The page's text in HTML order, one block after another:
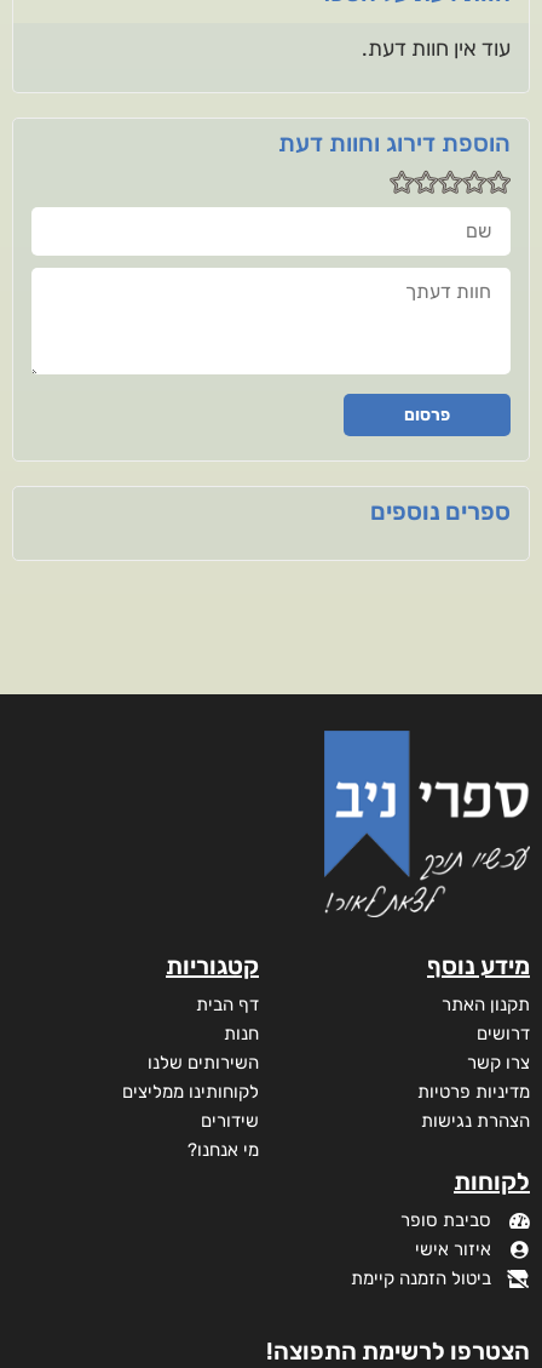
עוד אין חוות דעת.
הוספת דירוג וחוות דעת
שם
חוות דעתך
פרסום
ספרים נוספים
מידע נוסף
תקנון האתר
דרושים
צרו קשר
מדיניות פרטיות
הצהרת נגישות
לקוחות
סביבת סופר
איזור אישי
ביטול הזמנה קיימת
קטגוריות
דף הבית
חנות
השירותים שלנו
לקוחותינו ממליצים
שידורים
מי אנחנו?
הצטרפו לרשימת התפוצה!